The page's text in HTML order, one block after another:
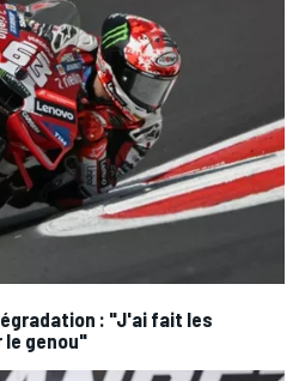
: "J'ai fait les
genou"